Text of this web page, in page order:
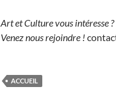
Art et Culture vous intéresse ?
Venez nous rejoindre !
ACCUEIL